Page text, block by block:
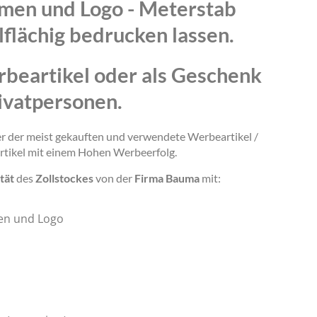
und Logo - Meterstab
bedrucken lassen.
oder als Geschenk
der meist gekauften und verwendete Werbeartikel /
mit einem Hohen Werbeerfolg.
des Zollstockesvon der Firma Bauma mit:
und Logo